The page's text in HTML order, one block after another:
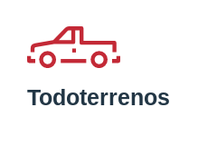
Todoterrenos